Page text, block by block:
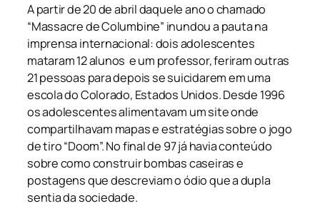
A partir de 20 de abril daquele ano o chamado
“Massacre de Columbine” inundou a pauta na
imprensa internacional: dois adolescentes
mataram 12 alunos e um professor, feriram outras
21 pessoas para depois se suicidarem em uma
escola do Colorado, Estados Unidos. Desde 1996
os adolescentes alimentavam um site onde
compartilhavam mapas e estratégias sobre o jogo
de tiro “Doom”. No final de 97 já havia conteúdo
sobre como construir bombas caseiras e
postagens que descreviam o ódio que a dupla
sentia da sociedade.